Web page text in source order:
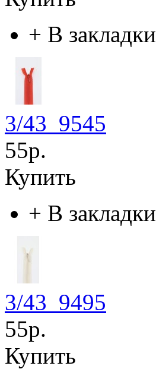
+ В закладки
3/43_9545
55р.
Купить
+ В закладки
3/43_9495
55р.
Купить